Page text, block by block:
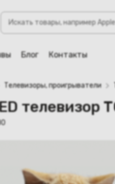
товаров
Блог Контакты
телевизор TCL 65C89K
Телевизоры, проигрыватели
телевизор